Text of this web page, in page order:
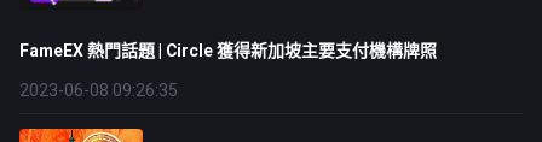
FameEX 熱門話題 | Circle 獲得新加坡主要支付機構牌照
2023-06-08 09:26:35